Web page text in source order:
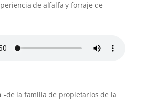
de alfalfa y forraje de
-de la familia de propietarios de la